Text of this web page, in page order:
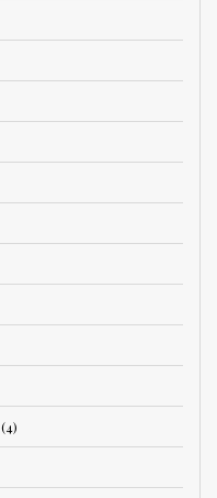
(4)